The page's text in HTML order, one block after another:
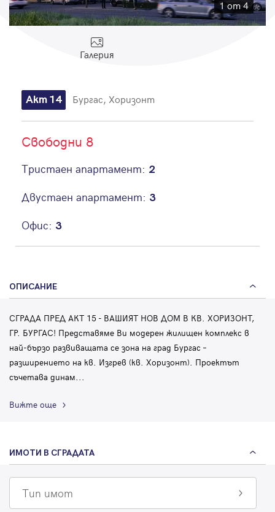
1 от 4
Галерия
Акт 14 Бургас, Хоризонт
Свободни 8
Тристаен апартамент: 2
Двустаен апартамент: 3
Офис: 3
ОПИСАНИЕ
СГРАДА ПРЕД АКТ 15 - ВАШИЯТ НОВ ДОМ В КВ. ХОРИЗОНТ,
ГР. БУРГАС! Представяме Ви модерен жилищен комплекс в
най-бързо развиващата се зона на град Бургас –
разширението на кв. Изгрев (кв. Хоризонт). Проектът
съчетава динам...
Вижте още
ИМОТИ В СГРАДАТА
Тип имот
Парола
Забравена парола